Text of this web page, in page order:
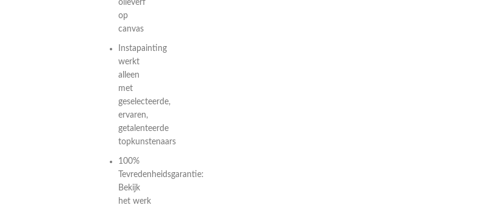
olieverf
op
canvas
Instapainting
werkt
alleen
met
geselecteerde,
ervaren,
getalenteerde
topkunstenaars
100%
Tevredenheidsgarantie:
Bekijk
het werk